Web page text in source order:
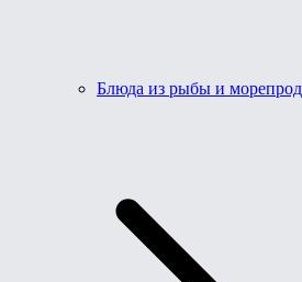
Блюда из рыбы и